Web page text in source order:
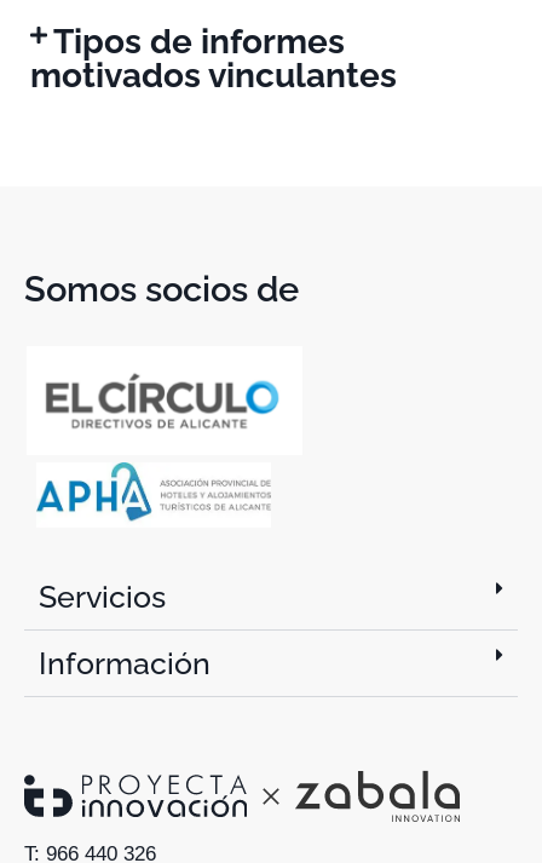
Tipos de informes
motivados vinculantes
Somos socios de
Servicios
Información
T: 966 440 326